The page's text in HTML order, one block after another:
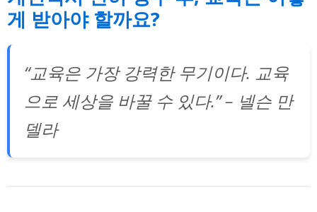
게 받아야 할까요?
“교육은 가장 강력한 무기이다. 교육
으로 세상을 바꿀 수 있다.” – 넬슨 만
델라